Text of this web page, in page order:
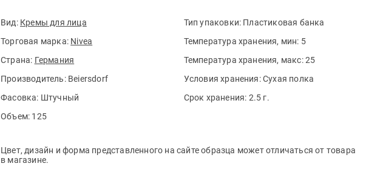
Вид: Кремы для лица
Торговая марка: Nivea
Страна: Германия
Производитель: Beiersdorf
Фасовка: Штучный
Объем: 125
Тип упаковки: Пластиковая банка
Температура хранения, мин: 5
Температура хранения, макс:25
Условия хранения:Сухая полка
Срок хранения: 2.5 г.
Цвет, дизайн и форма представленного на сайте образца может отличаться от товара
в магазине.